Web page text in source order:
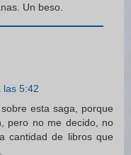
Un beso.
las 5:42
esta saga, porque
pero no me decido, no
cantidad de libros que